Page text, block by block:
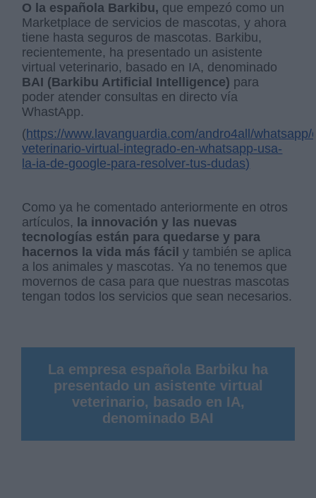
O la española Barkibu, que empezó como un
Marketplace de servicios de mascotas, y ahora
tiene hasta seguros de mascotas. Barkibu,
recientemente, ha presentado un asistente
virtual veterinario, basado en IA, denominado
BAI (Barkibu Artificial Intelligence) para
poder atender consultas en directo vía
WhastApp.
(https://www.lavanguardia.com/andro4all/whatsapp/
veterinario-virtual-integrado-en-whatsapp-usa-
la-ia-de-google-para-resolver-tus-dudas)
Como ya he comentado anteriormente en otros
artículos,
la innovación y las nuevas
tecnologías están para quedarse y para
hacernos la vida más fácil y también se aplica
a los animales y mascotas. Ya no tenemos que
movernos de casa para que nuestras mascotas
tengan todos los servicios que sean necesarios.
La empresa española Barbiku ha
presentado un asistente virtual
veterinario, basado en IA,
denominado BAI